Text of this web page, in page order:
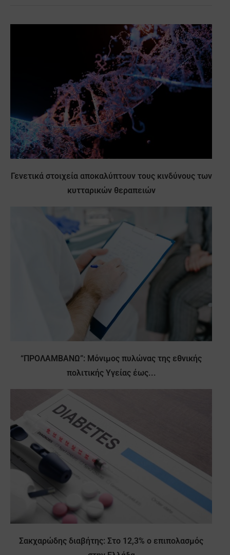
Γενετικά στοιχεία αποκαλύπτουν τους κινδύνους των
κυτταρικών θεραπειών
“ΠΡΟΛΑΜΒΑΝΩ”: Μόνιμος πυλώνας της εθνικής
πολιτικής Υγείας έως...
Σακχαρώδης διαβήτης: Στο 12,3% ο επιπολασμός